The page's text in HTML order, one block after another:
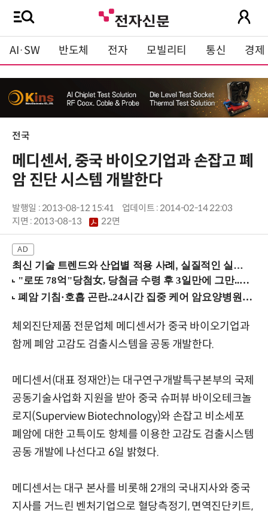
AI·SW 반도체 전자 모빌리티 통신 경제
전국
메디센서, 중국 바이오기업과 손잡고 폐
암 진단 시스템 개발한다
발행일 : 2013-08-12 15:41
업데이트 : 2014-02-14 22:03
지면 :2013-08-13 22면
최신 기술 트렌드와 산업별 적용 사례, 실질적인 실행 전략을 공유 (9/18 양재역)
체외진단제품 전문업체 메디센서가 중국 바이오기업과
함께 폐암 고감도 검출시스템을 공동 개발한다.
메디센서(대표 정재안)는 대구연구개발특구본부의 국제
공동기술사업화 지원을 받아 중국 슈퍼뷰 바이오테크놀
로지(Superview Biotechnology)와 손잡고 비소세포
폐암에 대한 고특이도 항체를 이용한 고감도 검출시스템
공동 개발에 나선다고 6일 밝혔다.
메디센서는 대구 본사를 비롯해 2개의 국내지사와 중국
지사를 거느린 벤처기업으로 혈당측정기, 면역진단키트,